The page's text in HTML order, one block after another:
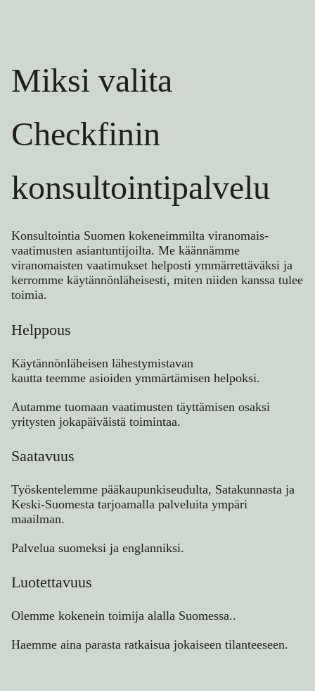
Miksi valita
Checkfinin
konsultointipalvelu
Konsultointia Suomen kokeneimmilta viranomais­
vaatimusten asian­tuntijoilta. Me käännämme
viranomaisten vaatimukset helposti ymmärrettäväksi ja
kerromme käytännönläheisesti, miten niiden kanssa tulee
toimia.
Helppous
Käytännönläheisen lähestymistavan
kautta teemme asioiden ymmärtämisen helpoksi.
Autamme tuomaan vaatimusten täyttämisen osaksi
yritysten jokapäiväistä toimintaa.
Saatavuus
Työskentelemme pääkaupunkiseudulta, Satakunnasta ja
Keski-Suomesta tarjoamalla palveluita ympäri
maailman.
Palvelua suomeksi ja englanniksi.
Luotettavuus
Olemme kokenein toimija alalla Suomessa..
Haemme aina parasta ratkaisua jokaiseen tilanteeseen.